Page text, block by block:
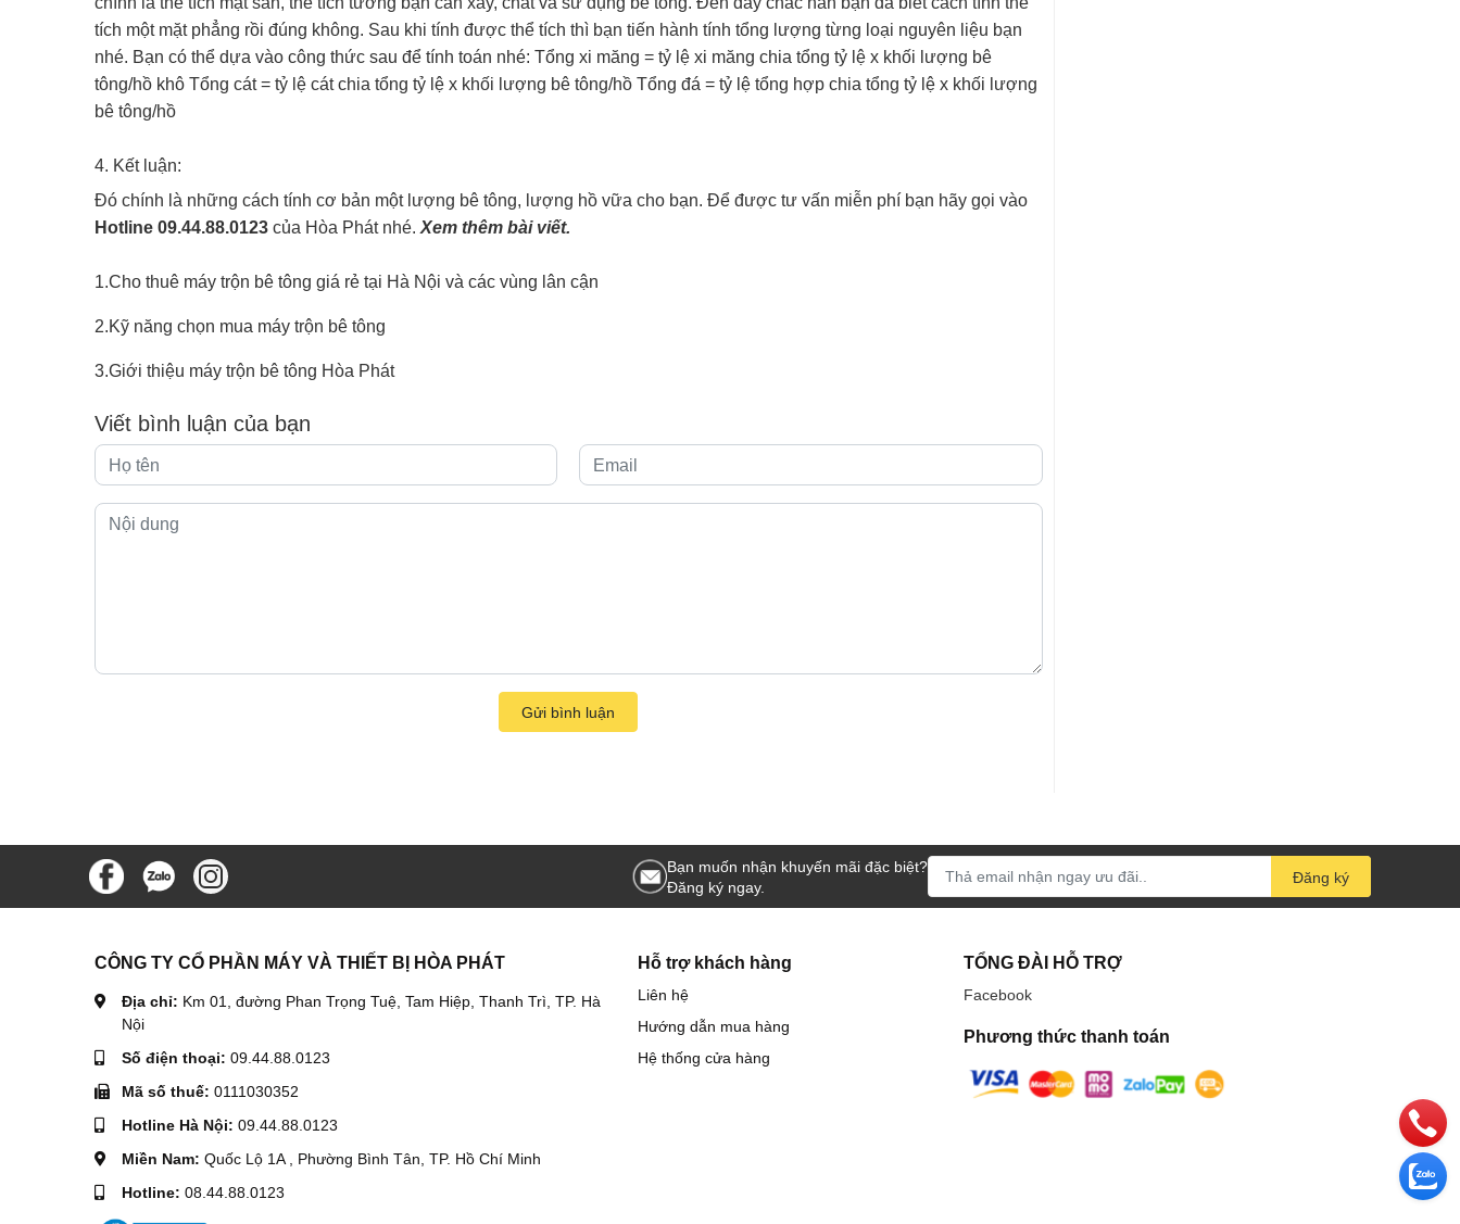
tích một mặt phẳng rồi đúng không. Sau khi tính được thể tích thì bạn tiến hành tính tổng lượng từng loại nguyên liệu bạn
nhé. Bạn có thể dựa vào công thức sau để tính toán nhé: Tổng xi măng = tỷ lệ xi măng chia tổng tỷ lệ x khối lượng bê
tông/hồ khô Tổng cát = tỷ lệ cát chia tổng tỷ lệ x khối lượng bê tông/hồ Tổng đá = tỷ lệ tổng hợp chia tổng tỷ lệ x khối lượng
bê tông/hồ
4. Kết luận:
Đó chính là những cách tính cơ bản một lượng bê tông, lượng hồ vữa cho bạn. Để được tư vấn miễn phí bạn hãy gọi vào
Hotline 09.44.88.0123 của Hòa Phát nhé. Xem thêm bài viết.
1.Cho thuê máy trộn bê tông giá rẻ tại Hà Nội và các vùng lân cận
2.Kỹ năng chọn mua máy trộn bê tông
3.Giới thiệu máy trộn bê tông Hòa Phát
Viết bình luận của bạn
Gửi bình luận
Bạn muốn nhận khuyến mãi đặc biệt?
Đăng ký ngay.
Đăng ký
CÔNG TY CỔ PHẦN MÁY VÀ THIẾT BỊ HÒA PHÁT
Địa chỉ: Km 01, đường Phan Trọng Tuệ, Tam Hiệp, Thanh Trì, TP. Hà
Nội
Số điện thoại: 09.44.88.0123
Mã số thuế: 0111030352
Hotline Hà Nội: 09.44.88.0123
Miền Nam: Quốc Lộ 1A , Phường Bình Tân, TP. Hồ Chí Minh
Hotline: 08.44.88.0123
Hỗ trợ khách hàng
Liên hệ
Hướng dẫn mua hàng
Hệ thống cửa hàng
TỔNG ĐÀI HỖ TRỢ
Facebook
Phương thức thanh toán